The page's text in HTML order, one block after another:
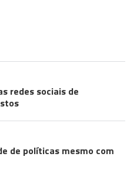
redes sociais de
de políticas mesmo com